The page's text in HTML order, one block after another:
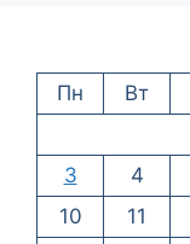
Пн
Вт
3
4
10
11